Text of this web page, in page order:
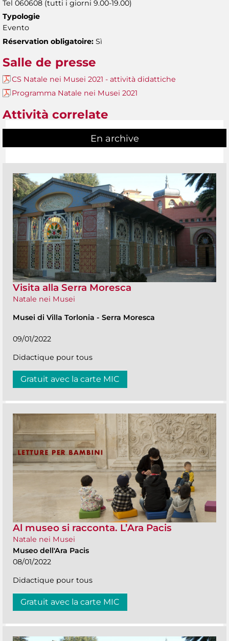
Tel 060608 (tutti i giorni 9.00-19.00)
Typologie
Evento
Réservation obligatoire: Sì
Salle de presse
CS Natale nei Musei 2021 - attività didattiche
Programma Natale nei Musei 2021
Attività correlate
En archive
Visita alla Serra Moresca
Natale nei Musei
Musei di Villa Torlonia - Serra Moresca
09/01/2022
Didactique pour tous
Gratuit avec la carte MIC
Al museo si racconta. L’Ara Pacis
Natale nei Musei
Museo dell'Ara Pacis
08/01/2022
Didactique pour tous
Gratuit avec la carte MIC